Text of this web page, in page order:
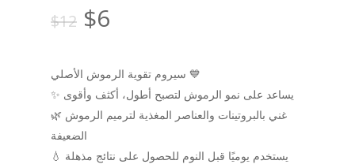
$12 Original
was:
$12.
$6
is:
$6.
سيروم تقوية الرموش الأصلي 💙
✨ يساعد على نمو الرموش لتصبح أطول، أكثف وأقوى
🌿 غني بالبروتينات والعناصر المغذية لترميم الرموش
الضعيفة
💧 يستخدم يوميًا قبل النوم للحصول على نتائج مذهلة